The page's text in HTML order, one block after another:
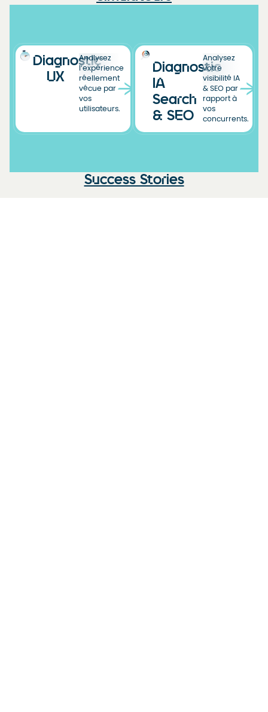
Diagnostic
UX
Analysez
l’expérience
réellement
vécue par
vos
utilisateurs.
Diagnostic
IA
Search
& SEO
Analysez
votre
visibilité IA
& SEO par
rapport à
vos
concurrents.
Success Stories